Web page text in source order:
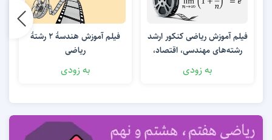
فیلم آموزش ریاضی کنکور ارشد
رشته‌های مهندسی، اقتصاد،
به زودی
فیلم آموزش هندسۀ 2 رشتۀ
ریاضی
به زودی